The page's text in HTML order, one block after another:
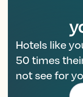
Hotels like
50 times
not see for